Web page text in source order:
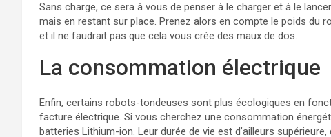
Sans charge, ce sera à vous de penser à le charger et à le
mais en restant sur place. Prenez alors en compte le poids du
et il ne faudrait pas que cela vous crée des maux de dos.
La consommation électrique
Enfin, certains robots-tondeuses sont plus écologiques en
facture électrique. Si vous cherchez une consommation
batteries Lithium-ion. Leur durée de vie est d’ailleurs